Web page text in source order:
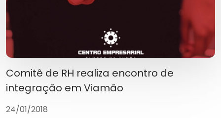
Comitê de RH realiza encontro de
integração em Viamão
24/01/2018